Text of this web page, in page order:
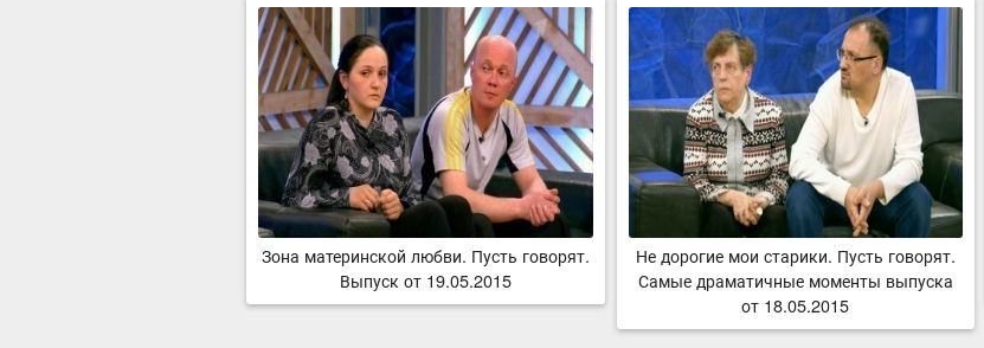
Зона материнской любви. Пусть говорят.
Выпуск от 19.05.2015
Не дорогие мои старики. Пусть говорят.
Самые драматичные моменты выпуска
от 18.05.2015